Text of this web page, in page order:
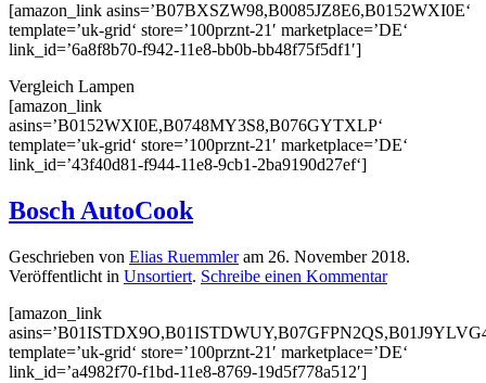
[amazon_link asins=’B07BXSZW98,B0085JZ8E6,B0152WXI0E‘
template=’uk-grid‘ store=’100prznt-21′ marketplace=’DE‘
link_id=’6a8f8b70-f942-11e8-bb0b-bb48f75f5df1′]
Vergleich Lampen
[amazon_link
asins=’B0152WXI0E,B0748MY3S8,B076GYTXLP‘
template=’uk-grid‘ store=’100prznt-21′ marketplace=’DE‘
link_id=’43f40d81-f944-11e8-9cb1-2ba9190d27ef‘]
Bosch AutoCook
Geschrieben von Elias Ruemmleram 26. November 2018.
Veröffentlicht in Unsortiert. Schreibe einen Kommentar
[amazon_link
template=’uk-grid‘ store=’100prznt-21′ marketplace=’DE‘
link_id=’a4982f70-f1bd-11e8-8769-19d5f778a512′]